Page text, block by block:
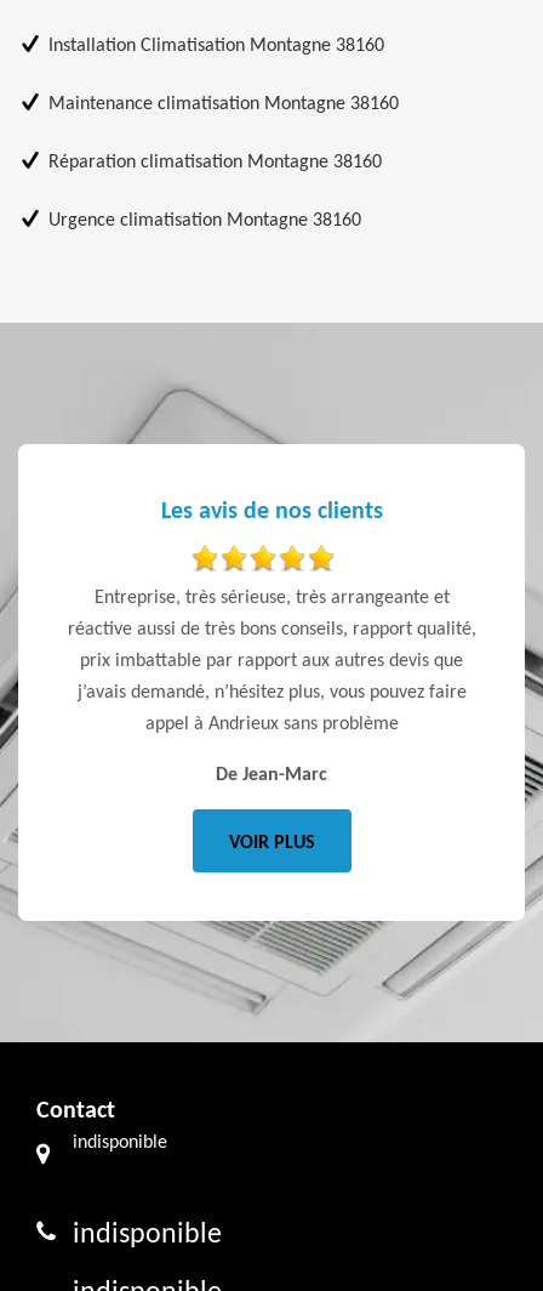
Installation Climatisation Montagne 38160
Maintenance climatisation Montagne 38160
Réparation climatisation Montagne 38160
Urgence climatisation Montagne 38160
Les avis de nos clients
Entreprise, très sérieuse, très arrangeante et
réactive aussi de très bons conseils, rapport qualité,
prix imbattable par rapport aux autres devis que
j’avais demandé, n’hésitez plus, vous pouvez faire
appel à Andrieux sans problème
De Jean-Marc
VOIR PLUS
Contact
indisponible
indisponible